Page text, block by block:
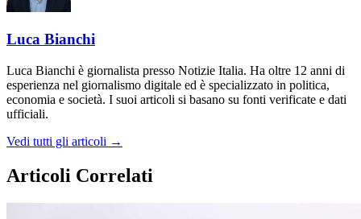
Luca Bianchi
Luca Bianchi è giornalista presso Notizie Italia. Ha oltre 12 anni di
esperienza nel giornalismo digitale ed è specializzato in politica,
economia e società. I suoi articoli si basano su fonti verificate e dati
ufficiali.
Vedi tutti gli articoli →
Articoli Correlati